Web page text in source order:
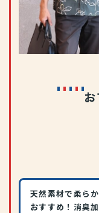
天然素材で柔ら
おすすめ！消臭